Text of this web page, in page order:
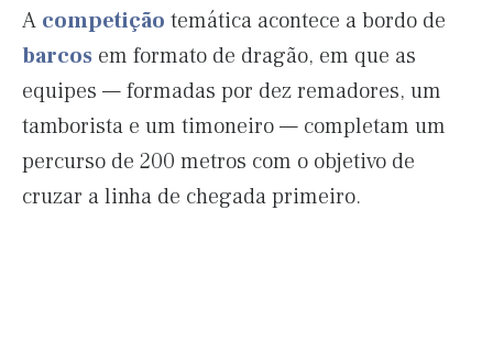
A competição temática acontece a bordo de
barcos em formato de dragão, em que as
equipes — formadas por dez remadores, um
tamborista e um timoneiro — completam um
percurso de 200 metros com o objetivo de
cruzar a linha de chegada primeiro.